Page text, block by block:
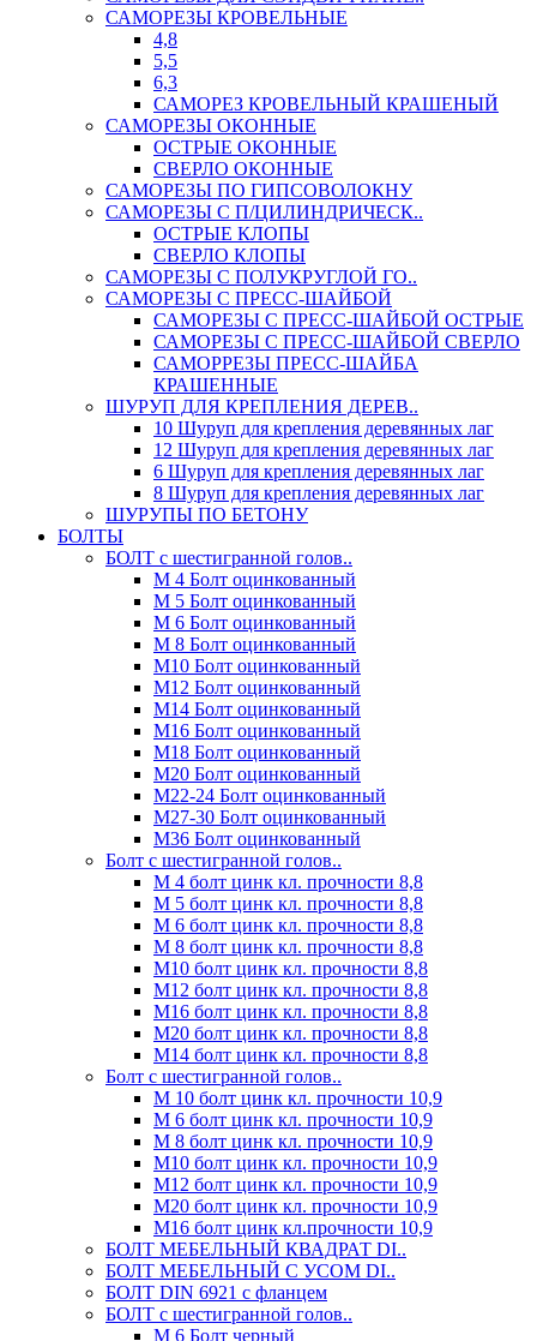
САМОРЕЗЫ КРОВЕЛЬНЫЕ
4,8
5,5
6,3
САМОРЕЗ КРОВЕЛЬНЫЙ КРАШЕНЫЙ
САМОРЕЗЫ ОКОННЫЕ
ОСТРЫЕ ОКОННЫЕ
СВЕРЛО ОКОННЫЕ
САМОРЕЗЫ ПО ГИПСОВОЛОКНУ
САМОРЕЗЫ С П/ЦИЛИНДРИЧЕСК..
ОСТРЫЕ КЛОПЫ
СВЕРЛО КЛОПЫ
САМОРЕЗЫ С ПОЛУКРУГЛОЙ ГО..
САМОРЕЗЫ С ПРЕСС-ШАЙБОЙ
САМОРЕЗЫ С ПРЕСС-ШАЙБОЙ ОСТРЫЕ
САМОРЕЗЫ С ПРЕСС-ШАЙБОЙ СВЕРЛО
САМОРРЕЗЫ ПРЕСС-ШАЙБА
КРАШЕННЫЕ
ШУРУП ДЛЯ КРЕПЛЕНИЯ ДЕРЕВ..
10 Шуруп для крепления деревянных лаг
12 Шуруп для крепления деревянных лаг
6 Шуруп для крепления деревянных лаг
8 Шуруп для крепления деревянных лаг
ШУРУПЫ ПО БЕТОНУ
БОЛТЫ
БОЛТ с шестигранной голов..
М 4 Болт оцинкованный
М 5 Болт оцинкованный
М 6 Болт оцинкованный
М 8 Болт оцинкованный
М10 Болт оцинкованный
М12 Болт оцинкованный
М14 Болт оцинкованный
М16 Болт оцинкованный
М18 Болт оцинкованный
М20 Болт оцинкованный
М22-24 Болт оцинкованный
М27-30 Болт оцинкованный
М36 Болт оцинкованный
Болт с шестигранной голов..
М 4 болт цинк кл. прочности 8,8
М 5 болт цинк кл. прочности 8,8
М 6 болт цинк кл. прочности 8,8
М 8 болт цинк кл. прочности 8,8
М10 болт цинк кл. прочности 8,8
М12 болт цинк кл. прочности 8,8
М16 болт цинк кл. прочности 8,8
М20 болт цинк кл. прочности 8,8
М14 болт цинк кл. прочности 8,8
Болт с шестигранной голов..
М 10 болт цинк кл. прочности 10,9
М 6 болт цинк кл. прочности 10,9
М 8 болт цинк кл. прочности 10,9
М10 болт цинк кл. прочности 10,9
М12 болт цинк кл. прочности 10,9
М20 болт цинк кл. прочности 10,9
М16 болт цинк кл.прочности 10,9
БОЛТ МЕБЕЛЬНЫЙ КВАДРАТ DI..
БОЛТ МЕБЕЛЬНЫЙ С УСОМ DI..
БОЛТ DIN 6921 c фланцем
БОЛТ с шестигранной голов..
М 6 Болт черный